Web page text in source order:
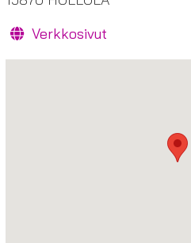
Verkkosivut